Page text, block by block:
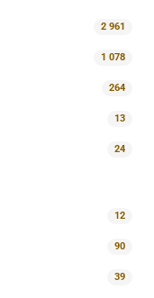
2 961
1 078
264
13
24
12
90
39